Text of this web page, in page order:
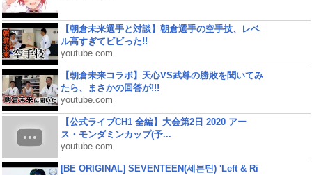
【朝倉未来選手と対談】朝倉選手の空手技、レベ
ル高すぎてビビった!!
youtube.com
【朝倉未来コラボ】天心VS武尊の勝敗を聞いてみ
たら、まさかの回答が!!!
youtube.com
【公式ライブCH1 全編】大会第2日 2020 アー
ス・モンダミンカップ(予...
youtube.com
[BE ORIGINAL] SEVENTEEN(세븐틴) 'Left & Ri